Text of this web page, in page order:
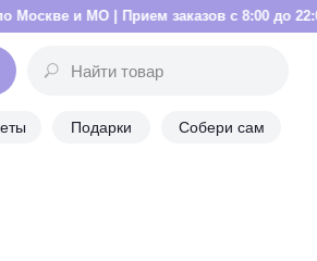
| Прием заказов с 8:00 до 22:00 Букеты
Собери сам
Подарки